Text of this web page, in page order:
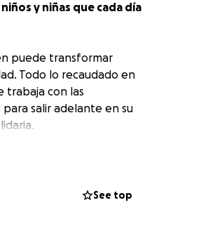
y niñas que cada día
puede transformar
Todo lo recaudado en
trabaja con las
salir adelante en su
jóvenes.
See top